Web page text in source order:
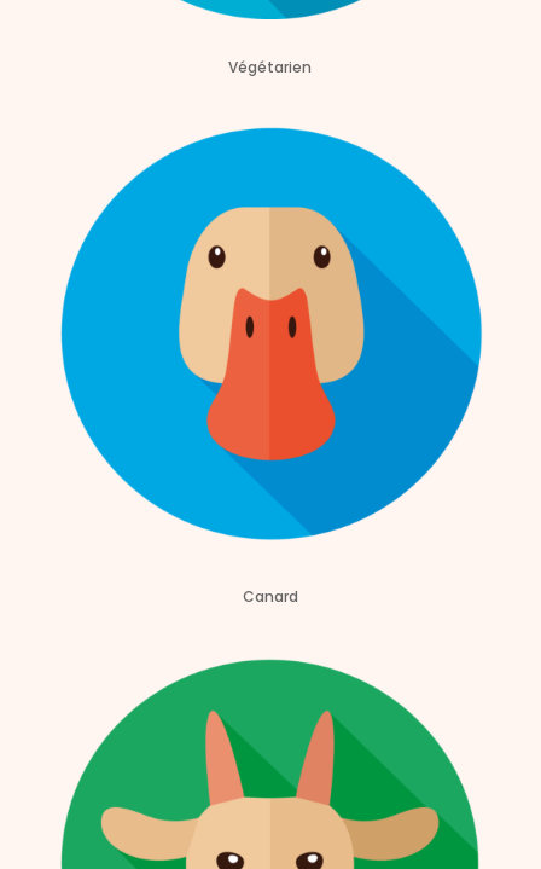
Végétarien
Canard